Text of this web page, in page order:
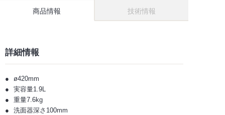
商品情報 技術情報
詳細情報
ø420mm
実容量1.9L
重量7.6kg
洗面器深さ100mm